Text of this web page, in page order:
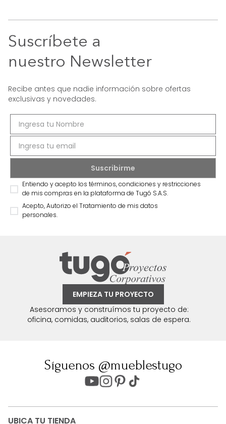
Suscríbete a
nuestro Newsletter
Recibe antes que nadie información sobre ofertas
exclusivas y novedades.
Entiendo y acepto los términos, condiciones y restricciones
de mis compras en la plataforma de Tugó S.A.S.
Acepto, Autorizo el Tratamiento de mis datos
personales.
EMPIEZA TU PROYECTO
Asesoramos y construímos tu proyecto de:
oficina, comidas, auditorios, salas de espera.
Síguenos @mueblestugo
UBICA TU TIENDA